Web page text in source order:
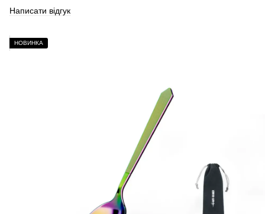
Написати відгук
НОВИНКА